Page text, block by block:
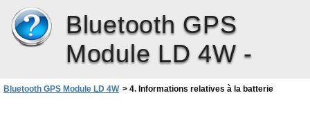
Bluetooth GPS
Module LD 4W -
Bluetooth GPS Module LD 4W > 4. Informations relatives à la batterie